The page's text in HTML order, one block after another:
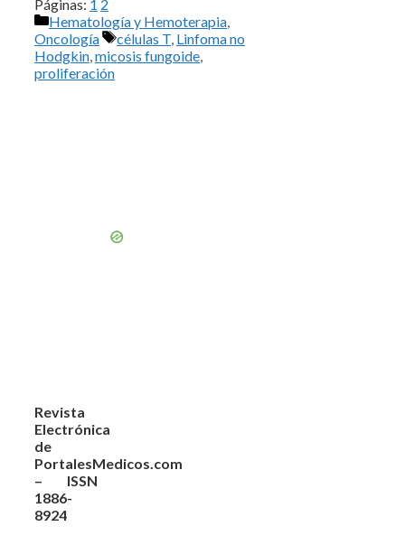
Páginas: 1 2
Categorías
Hematología y Hemoterapia
Oncología
Etiquetas
células T Linfoma no
Hodgkin micosis fungoide
proliferación
Revista
Electrónica
de
PortalesMedicos.com
– ISSN
1886-
8924